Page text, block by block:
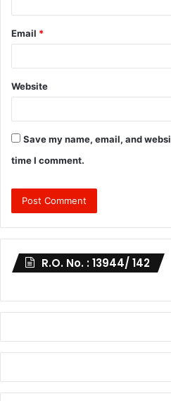
Email *
Website
Save my name, email, and
time I comment.
R.O. No. : 13944/ 142